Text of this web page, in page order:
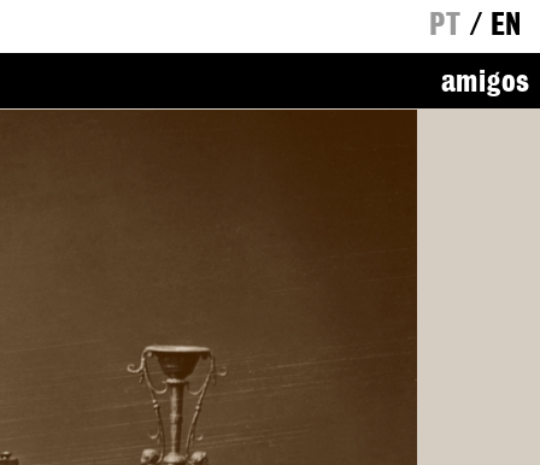
PT / EN
amigos